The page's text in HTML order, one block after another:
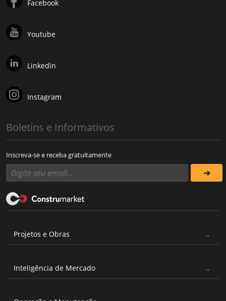
Facebook
Youtube
Linkedin
Instagram
Boletins e Informativos
Inscreva-se e receba gratuitamente
Projetos e Obras
Inteligência de Mercado